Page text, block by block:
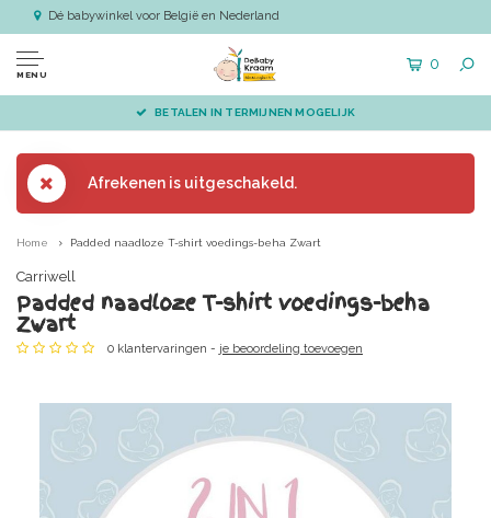
Dé babywinkel voor België en Nederland
MENU
0
BETALEN IN TERMIJNEN MOGELIJK
Afrekenen is uitgeschakeld.
Home Padded naadloze T-shirt voedings-beha Zwart
Carriwell
Padded naadloze T-shirt voedings-beha
Zwart
0 klantervaringen - je beoordeling toevoegen